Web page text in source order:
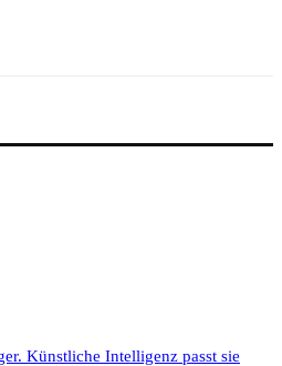
Künstliche Intelligenz passt sie